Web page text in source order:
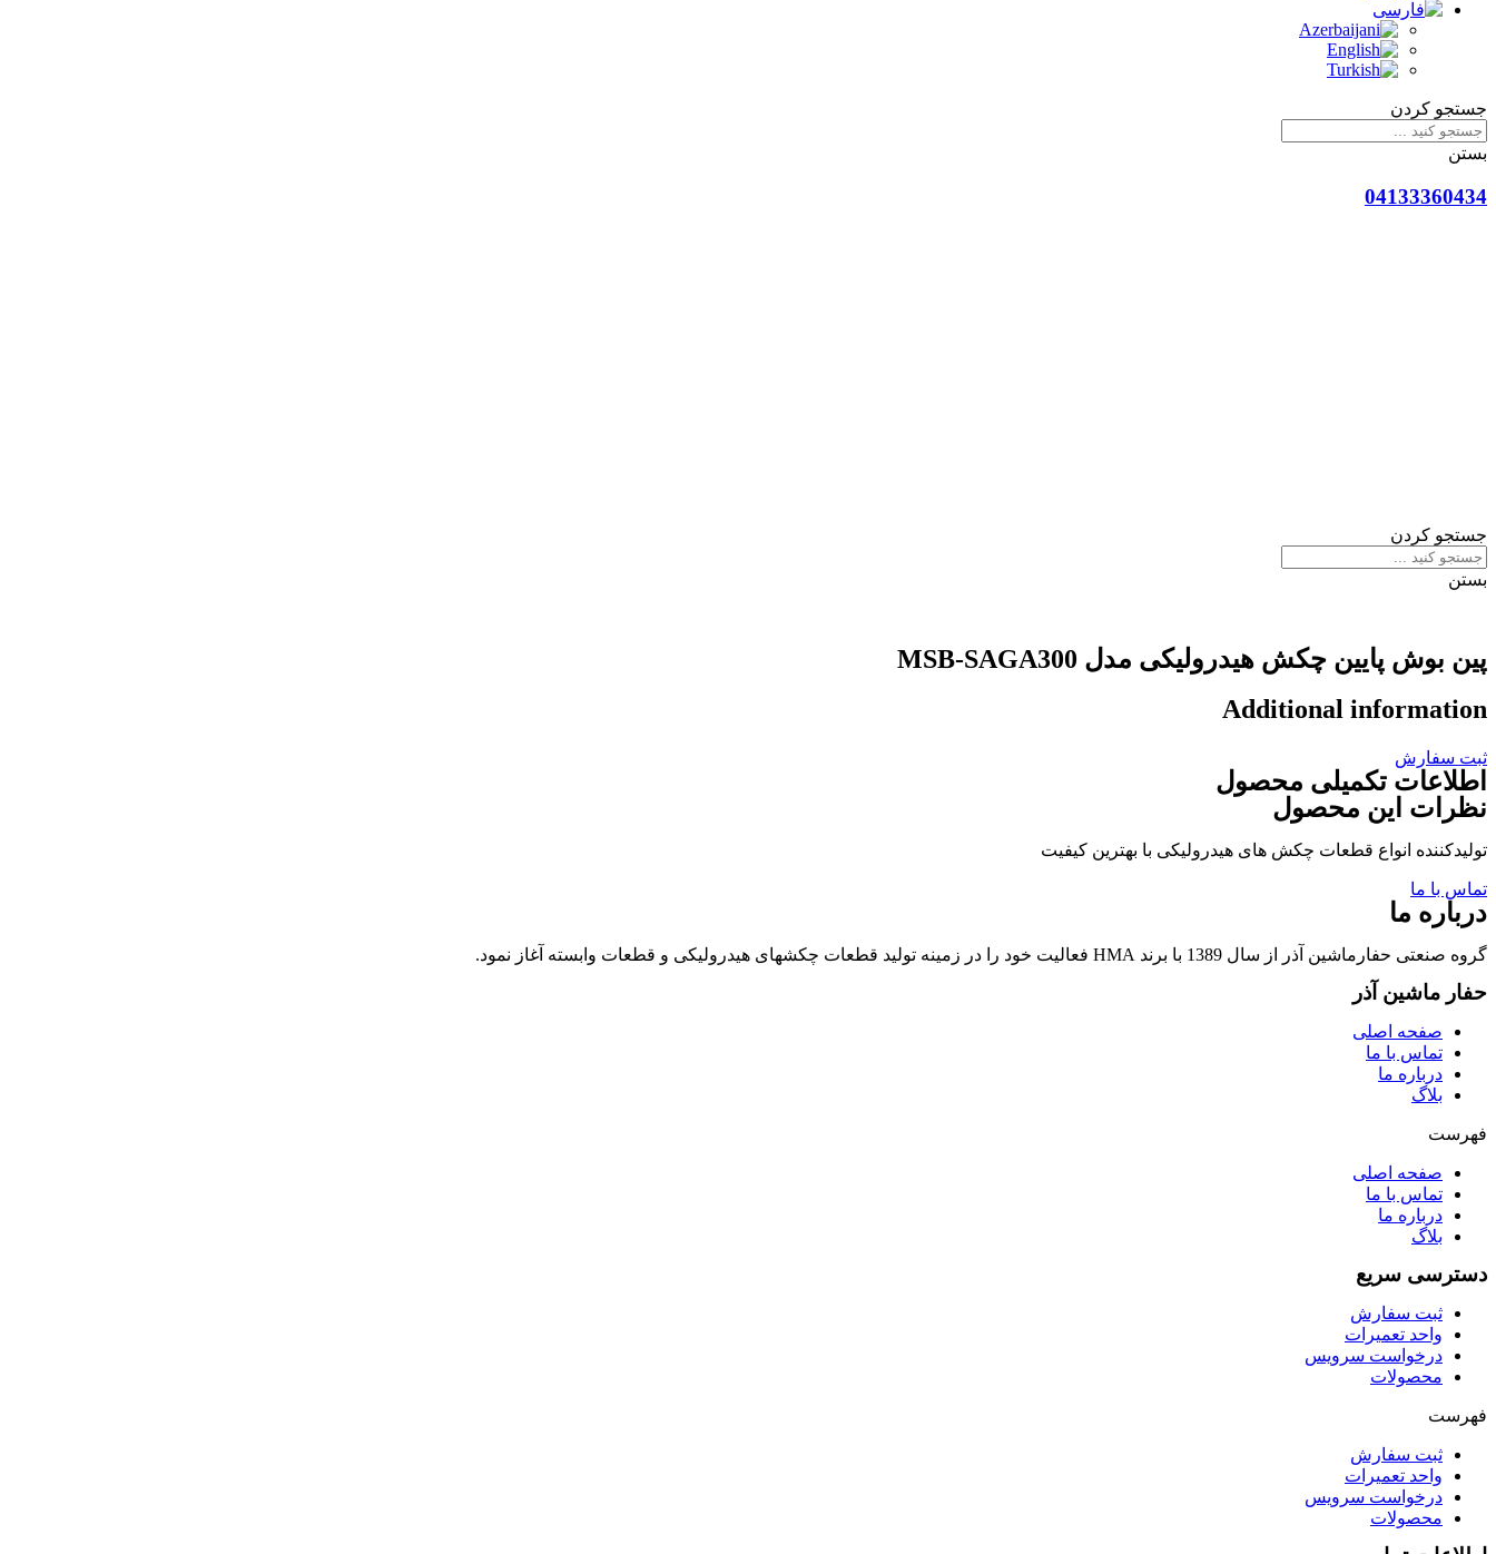
جستجو کردن
بستن
04133360434
جستجو کردن
بستن
پین بوش پایین چکش هیدرولیکی مدل MSB-SAGA300
Additional information
ثبت سفارش
اطلاعات تکمیلی محصول
نظرات این محصول
تولیدکننده انواع قطعات چکش های هیدرولیکی با بهترین کیفیت
تماس با ما
درباره ما
گروه صنعتی حفارماشین آذر از سال 1389 با برند HMA فعالیت خود را در زمینه تولید قطعات چکشهای هیدرولیکی و قطعات وابسته آغاز نمود.
حفار ماشین آذر
صفحه اصلی
تماس با ما
درباره ما
بلاگ
فهرست
صفحه اصلی
تماس با ما
درباره ما
بلاگ
دسترسی سریع
ثبت سفارش
واحد تعمیرات
درخواست سرویس
محصولات
فهرست
ثبت سفارش
واحد تعمیرات
درخواست سرویس
محصولات